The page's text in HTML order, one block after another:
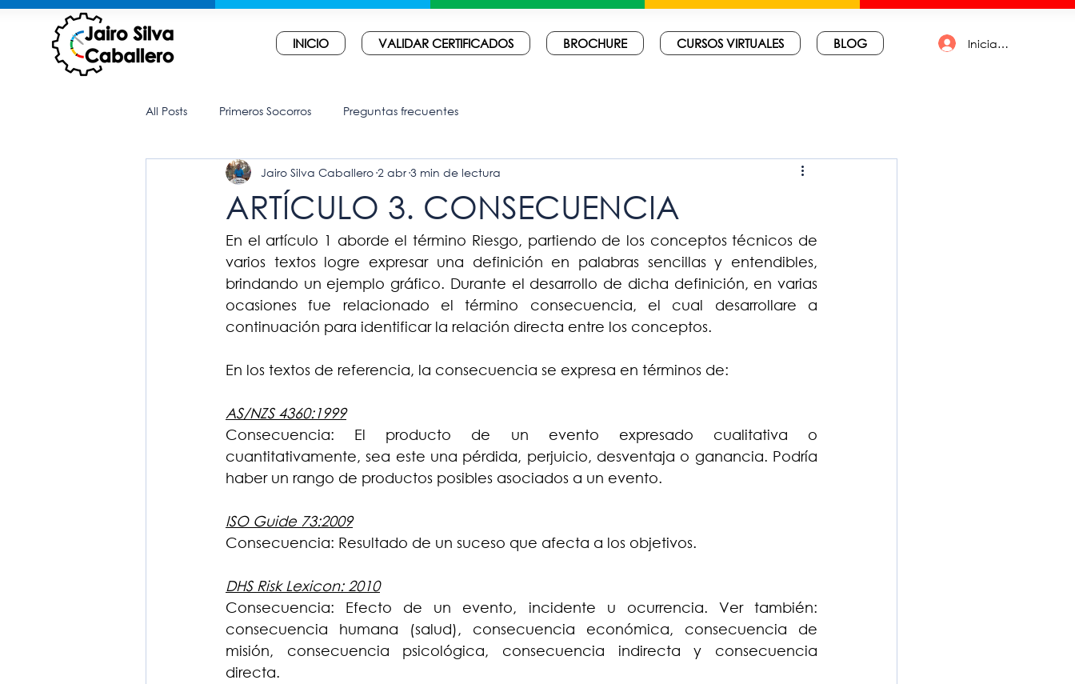
INICIO VALIDAR CERTIFICADOS BROCHURE CURSOS VIRTUALES BLOG Iniciar sesión
All Posts Primeros Socorros Preguntas frecuentes
ARTÍCULO 3. CONSECUENCIA
Jairo Silva Caballero 2 abr 3 min de lectura
En el artículo 1 aborde el término Riesgo, partiendo de los conceptos técnicos de
varios textos logre expresar una definición en palabras sencillas y entendibles,
brindando un ejemplo gráfico. Durante el desarrollo de dicha definición, en varias
ocasiones fue relacionado el término consecuencia, el cual desarrollare a
continuación para identificar la relación directa entre los conceptos.
En los textos de referencia, la consecuencia se expresa en términos de:
AS/NZS 4360:1999
Consecuencia: El producto de un evento expresado cualitativa o
cuantitativamente, sea este una pérdida, perjuicio, desventaja o ganancia. Podría
haber un rango de productos posibles asociados a un evento.
ISO Guide 73:2009
Consecuencia: Resultado de un suceso que afecta a los objetivos.
DHS Risk Lexicon: 2010
Consecuencia: Efecto de un evento, incidente u ocurrencia. Ver también:
consecuencia humana (salud), consecuencia económica, consecuencia de
misión, consecuencia psicológica, consecuencia indirecta y consecuencia
directa.